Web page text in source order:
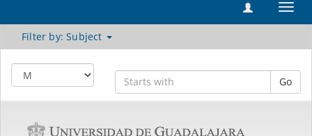
Filter by: Subject
Go